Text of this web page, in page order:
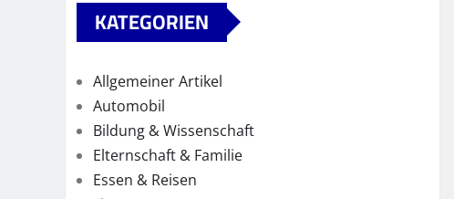
KATEGORIEN
Allgemeiner Artikel
Automobil
Bildung & Wissenschaft
Elternschaft & Familie
Essen & Reisen